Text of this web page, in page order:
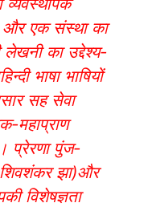
एक संस्था का
लेखनी का उद्देश्य-
भाषा भाषियों
सह सेवा
महाप्राण
प्रेरणा पुंज-
झा)और
विशेषज्ञता